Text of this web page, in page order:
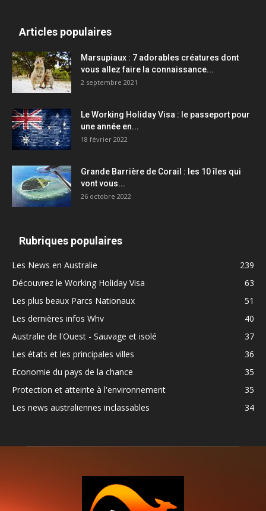
Articles populaires
Marsupiaux : 7 adorables créatures dont
vous allez faire la connaissance...
2 septembre 2021
Le Working Holiday Visa : le passeport pour
une année en...
18 février 2022
Grande Barrière de Corail : les 10 îles qui
vont vous...
26 octobre 2022
Rubriques populaires
Les News en Australie
239
Découvrez le Working Holiday Visa
63
Les plus beaux Parcs Nationaux
51
Les dernières infos Whv
40
Australie de l'Ouest - Sauvage et isolé
37
Les états et les principales villes
36
Economie du pays de la chance
35
Protection et atteinte à l'environnement
35
Les news australiennes inclassables
34